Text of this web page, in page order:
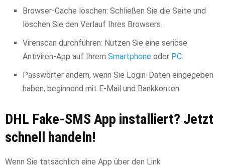
Browser-Cache löschen: Schließen Sie die Seite und
löschen Sie den Verlauf Ihres Browsers.
Virenscan durchführen: Nutzen Sie eine seriöse
Antiviren-App auf Ihrem Smartphone oder PC
Passwörter ändern, wenn Sie Login-Daten eingegeben
haben, beginnend mit E-Mail und Bankkonten.
DHL Fake-SMS App installiert? Jetzt
schnell handeln!
Wenn Sie tatsächlich eine App über den Link